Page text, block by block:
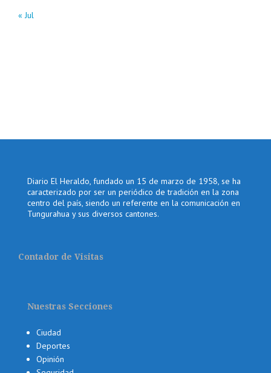
« Jul
Diario El Heraldo, fundado un 15 de marzo de 1958, se ha
caracterizado por ser un periódico de tradición en la zona
centro del país, siendo un referente en la comunicación en
Tungurahua y sus diversos cantones.
Contador de Visitas
Nuestras Secciones
Ciudad
Deportes
Opinión